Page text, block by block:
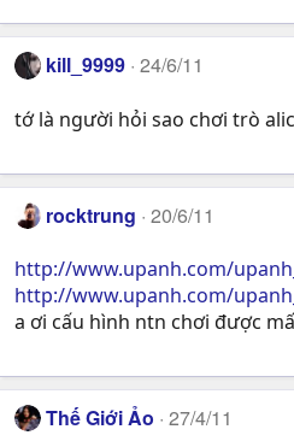
kill_9999 24/6/11
tớ là người hỏi sao chơi trò
rocktrung 20/6/11
http://www.upanh.com/
http://www.upanh.com/
a ơi cấu hình ntn chơi được
Thế Giới Ảo 27/4/11